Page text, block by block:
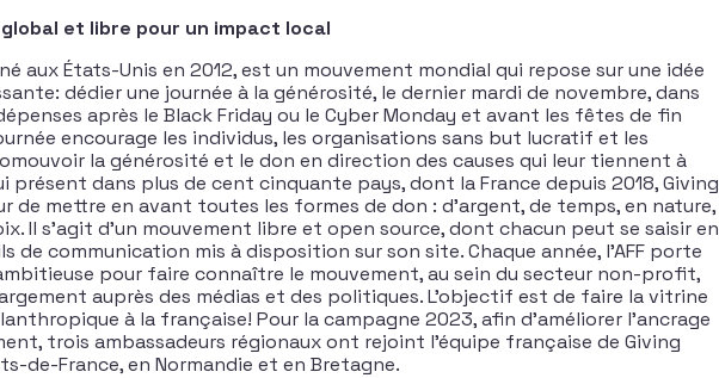
et libre pour un impact local
aux États-Unis en 2012, est un mouvement mondial qui repose sur une idée
dédier une journée à la générosité, le dernier mardi de novembre, dans
après le Black Friday ou le Cyber Monday et avant les fêtes de fin
encourage les individus, les organisations sans but lucratif et les
la générosité et le don en direction des causes qui leur tiennent à
présent dans plus de cent cinquante pays, dont la France depuis 2018, Giving
de mettre en avant toutes les formes de don : d’argent, de temps, en nature,
Il s’agit d’un mouvement libre et open source, dont chacun peut se saisir en
de communication mis à disposition sur son site. Chaque année, l’AFF porte
pour faire connaître le mouvement, au sein du secteur non-profit,
auprès des médias et des politiques. L’objectif est de faire la vitrine
à la française! Pour la campagne 2023, afin d’améliorer l’ancrage
trois ambassadeurs régionaux ont rejoint l’équipe française de Giving
de-France, en Normandie et en Bretagne.